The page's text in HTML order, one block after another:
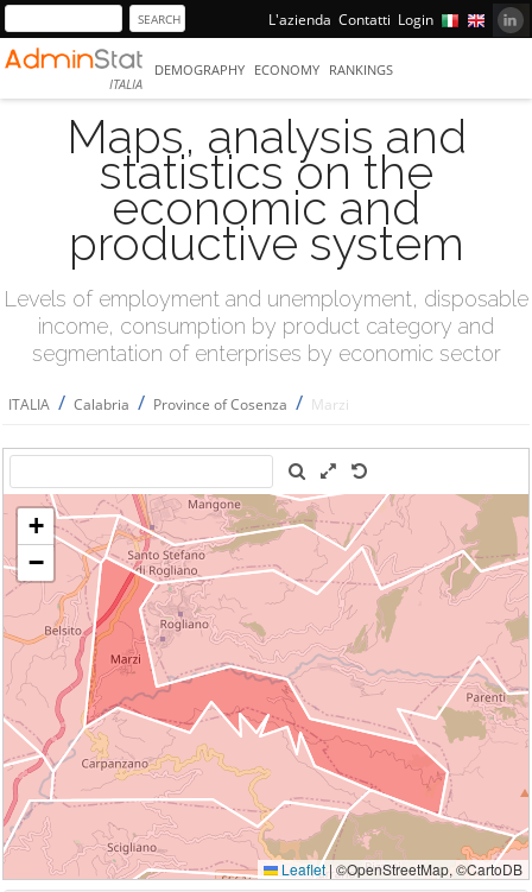
L'azienda Contatti Login
ITALIA
DEMOGRAPHY ECONOMY RANKINGS
Maps, analysis and
statistics on the
economic and
productive system
Levels of employment and unemployment, disposable
income, consumption by product category and
segmentation of enterprises by economic sector
ITALIA / Calabria / Province of Cosenza / Marzi